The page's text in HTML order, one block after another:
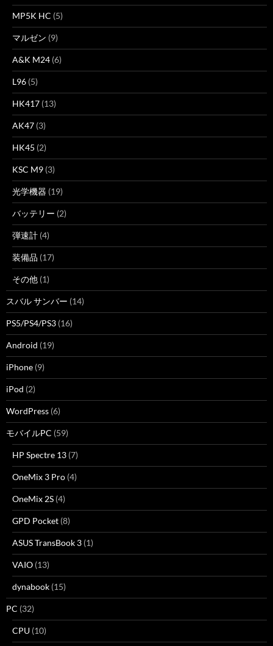
MP5K HC (5)
マルゼン (9)
A&K M24 (6)
L96 (5)
HK417 (13)
AK47 (3)
HK45 (2)
KSC M9 (3)
光学機器 (19)
バッテリー (2)
弾速計 (4)
装備品 (17)
その他 (1)
スバル サンバー (14)
PS5/PS4/PS3 (16)
Android (19)
iPhone (9)
iPod (2)
WordPress (6)
モバイルPC (59)
HP Spectre 13 (7)
OneMix 3 Pro (4)
OneMix 2S (4)
GPD Pocket (8)
ASUS TransBook 3 (1)
VAIO (13)
dynabook (15)
PC (32)
CPU (10)